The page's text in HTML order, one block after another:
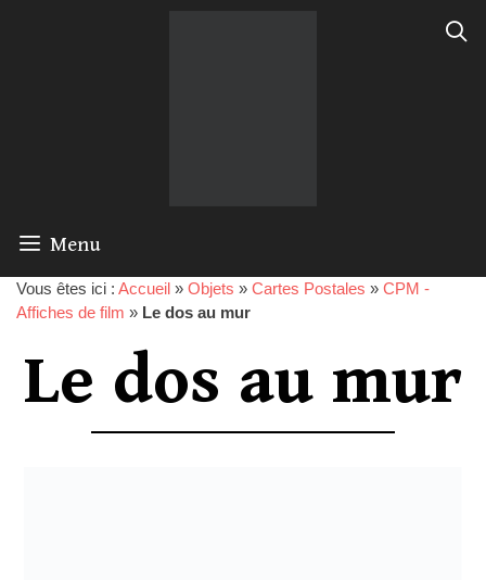
Menu
Vous êtes ici : Accueil » Objets » Cartes Postales » CPM -
Affiches de film » Le dos au mur
Le dos au mur